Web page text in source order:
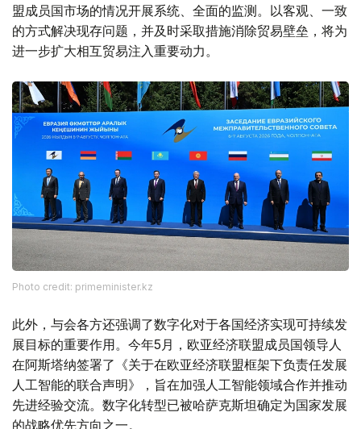
盟成员国市场的情况开展系统、全面的监测。以客观、一致
的方式解决现存问题，并及时采取措施消除贸易壁垒，将为
进一步扩大相互贸易注入重要动力。
Photo credit: primeminister.kz
此外，与会各方还强调了数字化对于各国经济实现可持续发
展目标的重要作用。今年5月，欧亚经济联盟成员国领导人
在阿斯塔纳签署了《关于在欧亚经济联盟框架下负责任发展
人工智能的联合声明》，旨在加强人工智能领域合作并推动
先进经验交流。数字化转型已被哈萨克斯坦确定为国家发展
的战略优先方向之一。